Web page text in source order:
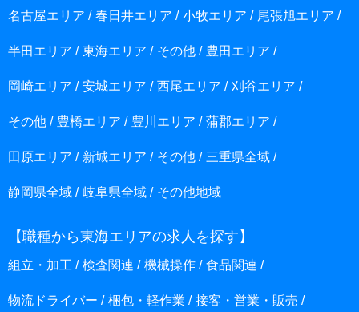
名古屋エリア 春日井エリア 小牧エリア 尾張旭エリア
半田エリア 東海エリア その他 豊田エリア
岡崎エリア 安城エリア 西尾エリア 刈谷エリア
その他 豊橋エリア 豊川エリア 蒲郡エリア
田原エリア 新城エリア その他 三重県全域
静岡県全域 岐阜県全域 その他地域
【職種から東海エリアの求人を探す】
組立・加工 検査関連 機械操作 食品関連
物流ドライバー 梱包・軽作業 接客・営業・販売